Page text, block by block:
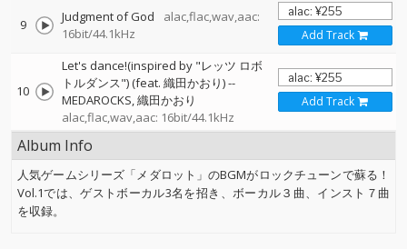
9 Judgment of God
alac,flac,wav,aac:
16bit/44.1kHz
Add Track
10
Let's dance!(inspired by "レッツ ロボ
トルダンス") (feat. 織田かおり)--
MEDAROCKS 織田かおり
alac,flac,wav,aac: 16bit/44.1kHz
Add Track
Album Info
人気ゲームシリーズ「メダロット」のBGMがロックチューンで蘇る！
Vol.1では、ゲストボーカル3名を招き、ボーカル３曲、インスト７曲
を収録。